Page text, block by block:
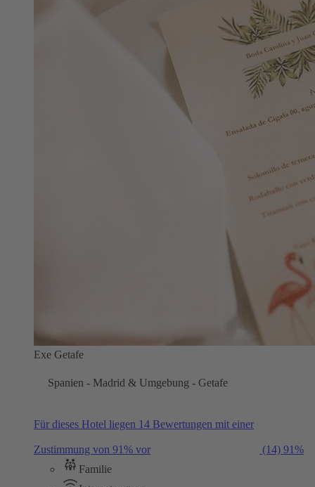
Exe Getafe
Spanien - Madrid & Umgebung - Getafe
Für dieses Hotel liegen 14 Bewertungen mit einer
Zustimmung von 91% vor (14) 91%
Familie